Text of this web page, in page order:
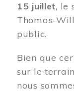
15 juillet, le
Thomas-
public.
Bien que
sur le
nous